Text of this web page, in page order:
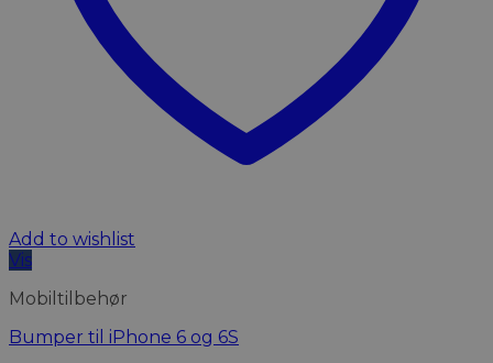
Add to wishlist
Vis
Mobiltilbehør
Bumper til iPhone 6 og 6S